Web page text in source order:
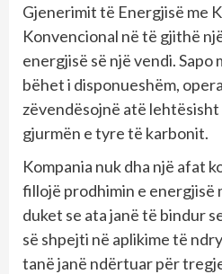
Gjenerimit të Energjisë me
Konvencional në të gjithë
energjisë së një vendi.
bëhet i disponueshëm,
zëvendësojnë atë
gjurmën e tyre të karbonit.
Kompania nuk dha një afat
fillojë prodhimin e energjisë
duket se ata janë të bindur
së shpejti në aplikime të
tanë janë ndërtuar për